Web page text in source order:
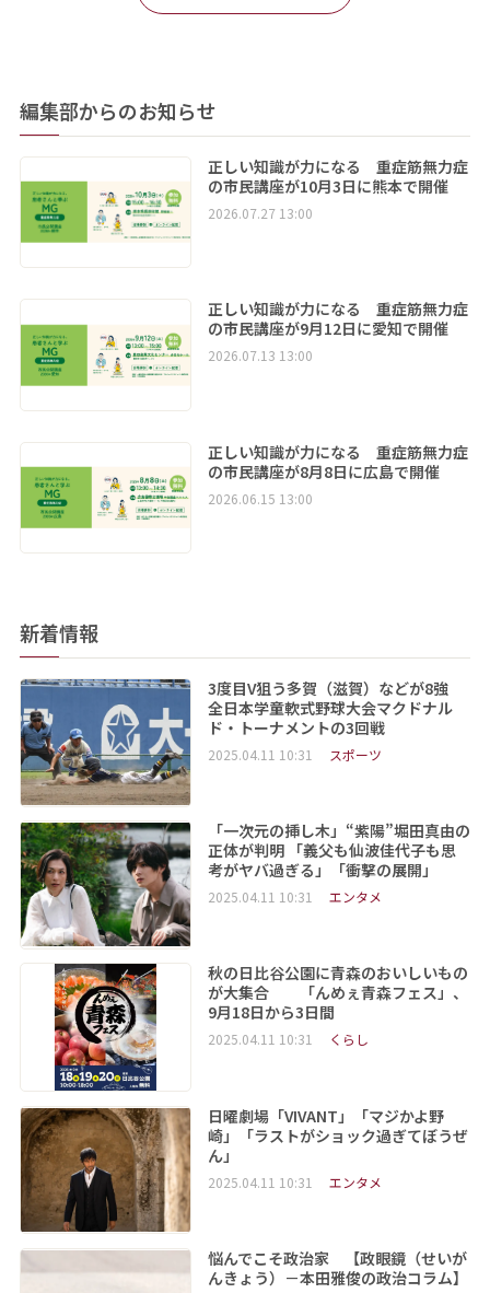
編集部からのお知らせ
正しい知識が力になる 重症筋無力症
の市民講座が10月3日に熊本で開催
2026.07.27 13:00
正しい知識が力になる 重症筋無力症
の市民講座が9月12日に愛知で開催
2026.07.13 13:00
正しい知識が力になる 重症筋無力症
の市民講座が8月8日に広島で開催
2026.06.15 13:00
新着情報
3度目V狙う多賀（滋賀）などが8強
全日本学童軟式野球大会マクドナル
ド・トーナメントの3回戦
2025.04.11 10:31 スポーツ
「一次元の挿し木」“紫陽”堀田真由の
正体が判明 「義父も仙波佳代子も思
考がヤバ過ぎる」「衝撃の展開」
2025.04.11 10:31 エンタメ
秋の日比谷公園に青森のおいしいもの
が大集合 「んめぇ青森フェス」、
9月18日から3日間
2025.04.11 10:31 くらし
日曜劇場「VIVANT」「マジかよ野
崎」「ラストがショック過ぎてぼうぜ
ん」
2025.04.11 10:31 エンタメ
悩んでこそ政治家 【政眼鏡（せいが
んきょう）－本田雅俊の政治コラム】